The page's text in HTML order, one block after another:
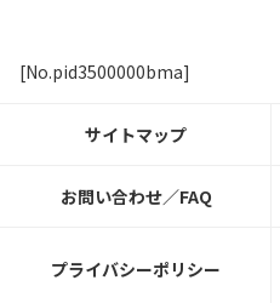
[No.pid3500000bma]
サイトマップ
お問い合わせ／FAQ
プライバシーポリシー